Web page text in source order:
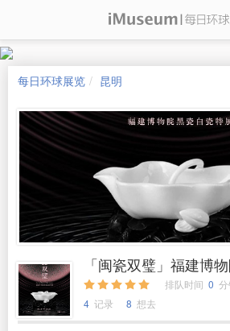
每日环球展览 昆明
「闽瓷双璧」福建博
排队时间 0
4 记录 8 想去